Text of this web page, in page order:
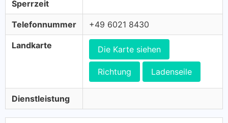
Sperrzeit
Telefonnummer +49 6021 8430
Landkarte Die Karte siehen
Richtung Ladenseile
Dienstleistung